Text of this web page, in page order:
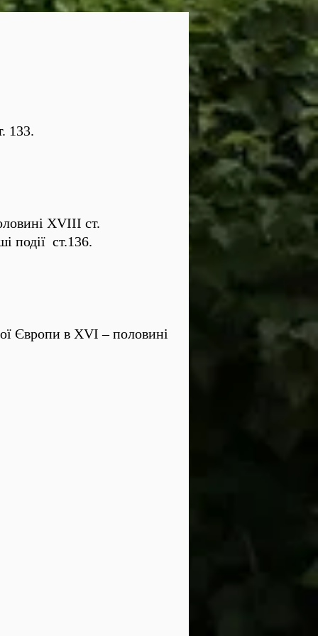
133.
XVIII ст.
події ст.136.
Європи в XVI – половині